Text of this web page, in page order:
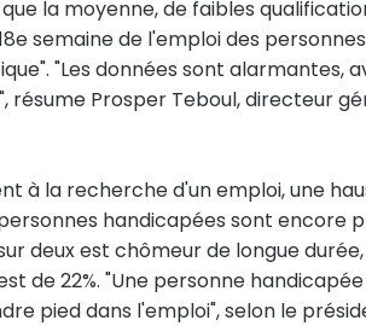
la moyenne, de faibles
semaine de l'emploi des
"Les données sont alarmantes,
résume Prosper Teboul, directeur
à la recherche d'un emploi, une
handicapées sont encore
deux est chômeur de longue
de 22%. "Une personne
pied dans l'emploi", selon le